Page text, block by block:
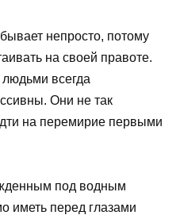
непросто, потому
на своей правоте.
всегда
Они не так
на перемирие первыми
под водным
иметь перед глазами